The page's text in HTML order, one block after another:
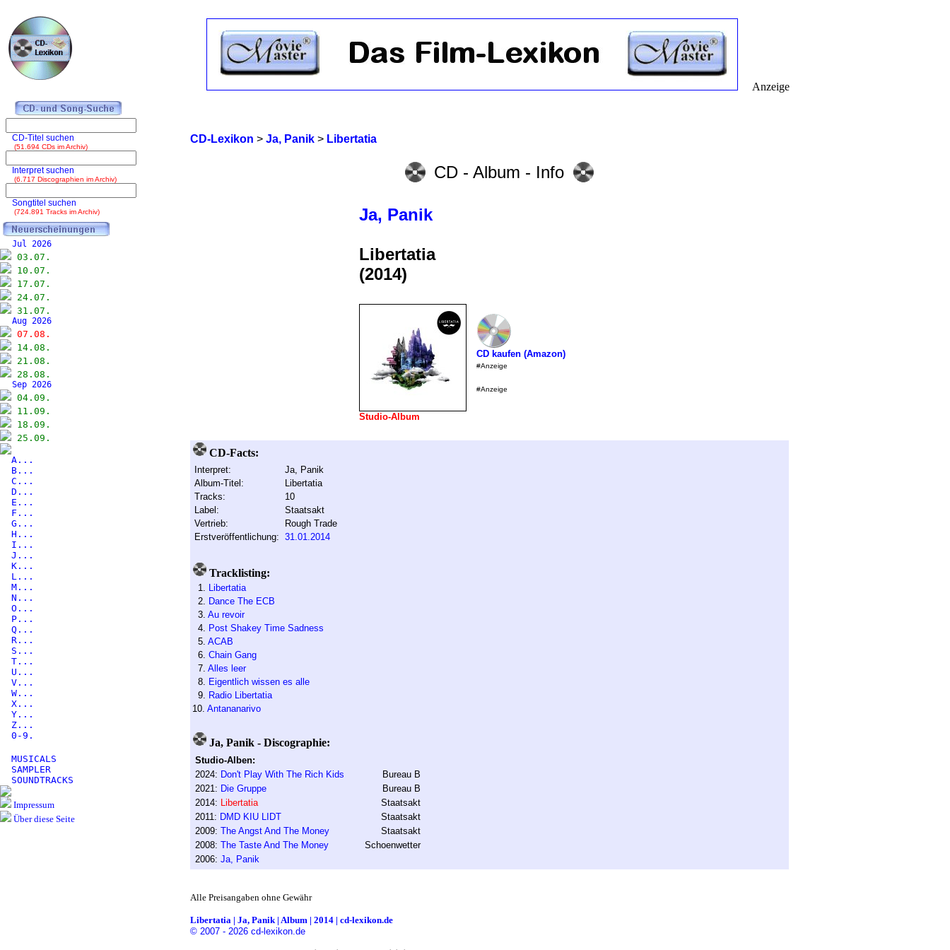
CD-Lexikon > Ja, Panik> Libertatia
CD - Album - Info
Ja, Panik
Libertatia
(2014)
Studio-Album
CD kaufen (Amazon)
#Anzeige
#Anzeige
CD-Facts:
Interpret:
Ja, Panik
Album-Titel:
Libertatia
Tracks:
10
Label:
Staatsakt
Vertrieb:
Rough Trade
Erstveröffentlichung: 31.01.2014
Tracklisting:
1. Libertatia
2. Dance The ECB
3. Au revoir
4. Post Shakey Time Sadness
5. ACAB
6. Chain Gang
7. Alles leer
8. Eigentlich wissen es alle
9. Radio Libertatia
10. Antananarivo
Ja, Panik - Discographie:
Studio-Alben:
2024: Don't Play With The Rich Kids
Bureau B
2021: Die Gruppe
Bureau B
2014: Libertatia
Staatsakt
2011: DMD KIU LIDT
Staatsakt
2009: The Angst And The Money
Staatsakt
2008: The Taste And The Money
Schoenwetter
2006: Ja, Panik
Alle Preisangaben ohne Gewähr
Libertatia | Ja, Panik | Album | 2014 | cd-lexikon.de
© 2007 - 2026 cd-lexikon.de
Anzeige
CD-Titel suchen
(51.694 CDs im Archiv)
Interpret suchen
(6.717 Discographien im Archiv)
Songtitel suchen
(724.891 Tracks im Archiv)
Jul 2026
03.07.
10.07.
17.07.
24.07.
31.07.
Aug 2026
07.08.
14.08.
21.08.
28.08.
Sep 2026
04.09.
11.09.
18.09.
25.09.
A...
B...
C...
D...
E...
F...
G...
H...
I...
J...
K...
L...
M...
N...
O...
P...
Q...
R...
S...
T...
U...
V...
W...
X...
Y...
Z...
0-9.
MUSICALS
SAMPLER
SOUNDTRACKS
Impressum
Über diese Seite